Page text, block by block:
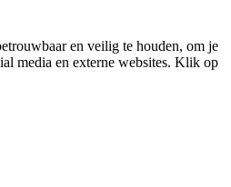
en veilig te houden, om je
media en externe websites. Klik op